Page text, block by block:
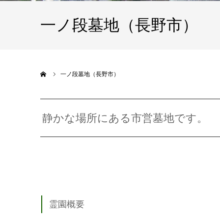
一ノ段墓地（長野市）
一ノ段墓地（長野市）
静かな場所にある市営墓地です。
霊園概要